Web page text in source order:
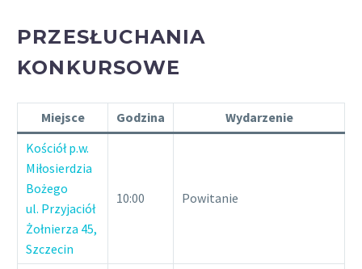
PRZESŁUCHANIA
KONKURSOWE
Miejsce Godzina
Wydarzenie
Kościół p.w.
Miłosierdzia
Bożego
ul. Przyjaciół
Żołnierza 45,
Szczecin
10:00 Powitanie